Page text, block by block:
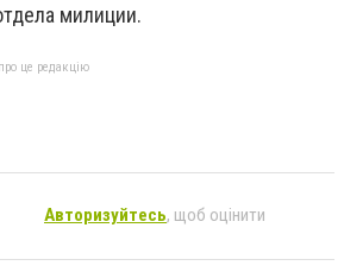
милиции.
це редакцію
Авторизуйтесь, щоб оцінити